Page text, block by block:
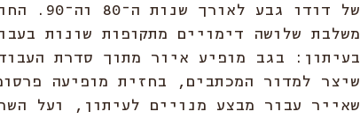
של דודו גבע לאורך שנות
משלבת שלושה דימויים מתקופות שונות
בעיתון: בגב מופיע איור מתוך סדרת
שיצר למדור המכתבים, בחזית מופיעה
שאייר עבור מבצע מנויים לעיתון, ועל